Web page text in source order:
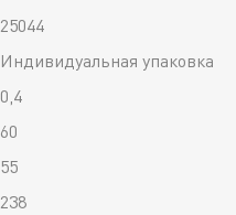
25044
Индивидуальная упаковка
0,4
60
55
238